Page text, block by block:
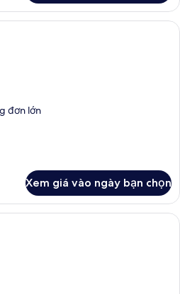
Premier Family Room | Bộ đồ
đơn lớn
Xem giá vào ngày bạn chọn
Phòng đôi Superior | Bộ đồ giường